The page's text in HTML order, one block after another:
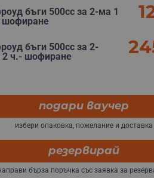
бъги 500сс за 2-ма 1
шофиране
бъги 500сс за 2-
2 ч.- шофиране
подари ваучер
избери опаковка, пожелание и доставка
резервирай
бърза поръчка със заявка за